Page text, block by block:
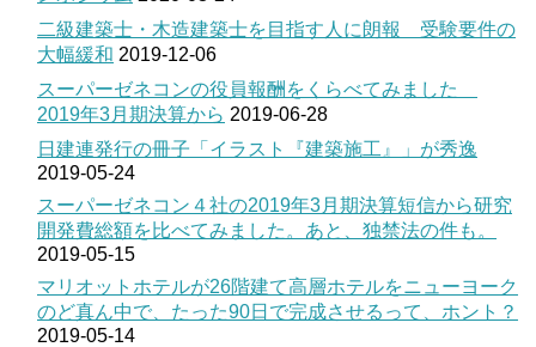
二級建築士・木造建築士を目指す人に朗報 受験要件の
大幅緩和 2019-12-06
スーパーゼネコンの役員報酬をくらべてみました
2019年3月期決算から 2019-06-28
日建連発行の冊子「イラスト『建築施工』」が秀逸
2019-05-24
スーパーゼネコン４社の2019年3月期決算短信から研究
開発費総額を比べてみました。あと、独禁法の件も。
2019-05-15
マリオットホテルが26階建て高層ホテルをニューヨーク
のど真ん中で、たった90日で完成させるって、ホント？
2019-05-14